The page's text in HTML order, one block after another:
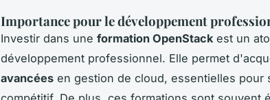
Importance pour le développement
Investir dans une formation OpenStack est un
développement professionnel. Elle permet
avancées en gestion de cloud, essentielles pour